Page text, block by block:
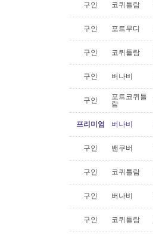
구인 코퀴틀람
구인 포트무디
구인 코퀴틀람
구인 버나비
구인
포트코퀴틀
람
프리미엄 버나비
구인 밴쿠버
구인 코퀴틀람
구인 버나비
구인 코퀴틀람